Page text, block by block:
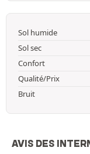
Sol humide
Sol sec
Confort
Qualité/Prix
Bruit
AVIS DES